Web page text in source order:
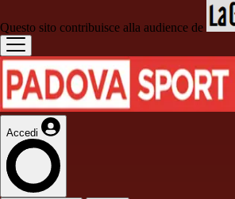
Questo sito contribuisce alla audience de
Accedi